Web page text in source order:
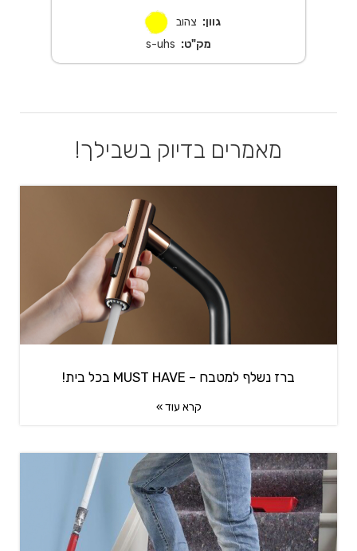
גוון: צהוב
מק"ט: s-uhs
מאמרים בדיוק בשבילך!
ברז נשלף למטבח – MUST HAVE בכל בית!
קרא עוד »